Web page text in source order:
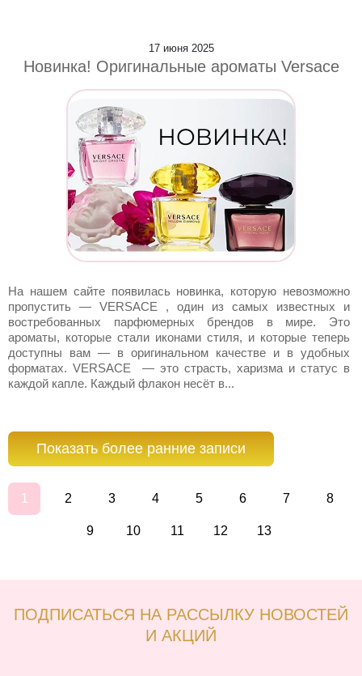
17 июня 2025
Новинка! Оригинальные ароматы Versace
На нашем сайте появилась новинка, которую невозможно
пропустить — VERSACE , один из самых известных и
востребованных парфюмерных брендов в мире. Это
ароматы, которые стали иконами стиля, и которые теперь
доступны вам — в оригинальном качестве и в удобных
форматах. VERSACE — это страсть, харизма и статус в
каждой капле. Каждый флакон несёт в...
Показать более ранние записи
1 2 3 4 5 6 7 8
9 10 11 12 13
ПОДПИСАТЬСЯ НА РАССЫЛКУ НОВОСТЕЙ
И АКЦИЙ